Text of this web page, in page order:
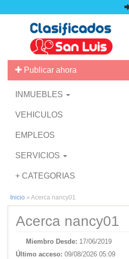
Publicar ahora
INMUEBLES
VEHICULOS
EMPLEOS
SERVICIOS
+ CATEGORIAS
Inicio » Acerca nancy01
Acerca nancy01
Miembro Desde: 17/06/2019
Último acceso: 09/08/2026 05:09